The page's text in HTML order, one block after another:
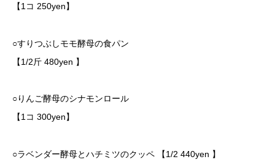
【1コ 250yen】
○すりつぶしモモ酵母の食パン
【1/2斤 480yen 】
○りんご酵母のシナモンロール
【1コ 300yen】
○ラベンダー酵母とハチミツのクッペ 【1/2 440yen 】